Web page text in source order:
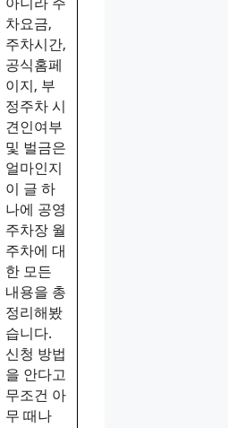
차요금,
주차시간,
공식홈페
이지, 부
정주차 시
견인여부
및 벌금은
얼마인지
이 글 하
나에 공영
주차장 월
주차에 대
한 모든
내용을 총
정리해봤
습니다.
신청 방법
을 안다고
무조건 아
무 때나